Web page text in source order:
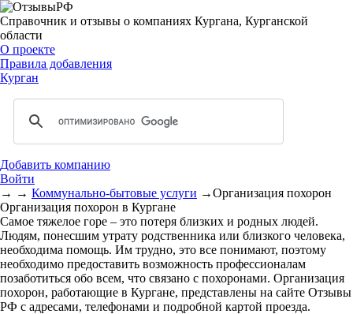
Справочник и отзывы о компаниях Кургана, Курганской
области
О проекте
Правила добавления
Курган
Добавить компанию
Войти
→ → Коммунально-бытовые услуги →Организация похорон
Организация похорон в Кургане
Самое тяжелое горе – это потеря близких и родных людей.
Людям, понесшим утрату родственника или близкого человека,
необходима помощь. Им трудно, это все понимают, поэтому
необходимо предоставить возможность профессионалам
позаботиться обо всем, что связано с похоронами. Организация
похорон, работающие в Кургане, представлены на сайте Отзывы
РФ c адресами, телефонами и подробной картой проезда.